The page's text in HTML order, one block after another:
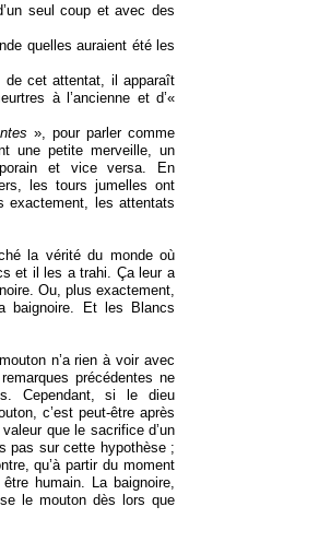
seul coup et avec des
quelles auraient été les
de cet attentat, il apparaît
à l’ancienne et d’«
», pour parler comme
une petite merveille, un
et vice versa. En
les tours jumelles ont
exactement, les attentats
la vérité du monde où
et il les a trahi. Ça leur a
Ou, plus exactement,
baignoire. Et les Blancs
n’a rien à voir avec
précédentes ne
Cependant, si le dieu
c’est peut-être après
que le sacrifice d’un
pas sur cette hypothèse ;
qu’à partir du moment
humain. La baignoire,
le mouton dès lors que